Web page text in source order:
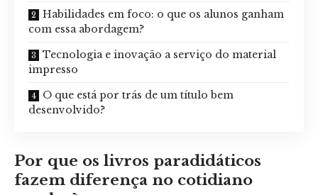
Habilidades em foco: o que os alunos ganham
com essa abordagem?
Tecnologia e inovação a serviço do material
impresso
O que está por trás de um título bem
desenvolvido?
Por que os livros paradidáticos
fazem diferença no cotidiano